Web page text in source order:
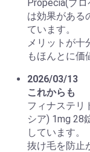
Propecia(プ
は効果がある
ています。
メリットが十
もほんとに価
2026/03/13
これからも
フィナステリ
シア) 1mg 28
しています。
抜け毛を防止